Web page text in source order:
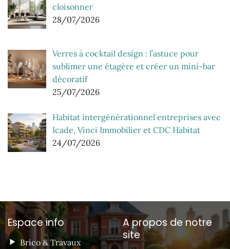
cloisonner
28/07/2026
Verres à cocktail design : l’astuce pour
sublimer une étagère et créer un mini-bar
décoratif
25/07/2026
Habitat intergénérationnel entreprises avec
Icade, Vinci Immobilier et CDC Habitat
24/07/2026
Espace info
Brico & Travaux
A propos de notre
site